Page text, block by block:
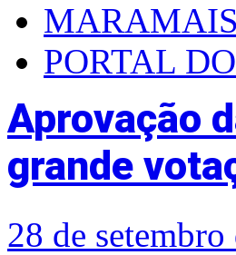
MARAMAIS
PORTAL
Aprovação
grande
28 de setembro